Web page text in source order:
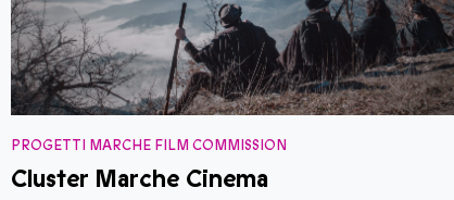
PROGETTI MARCHE FILM COMMISSION
Cluster Marche Cinema